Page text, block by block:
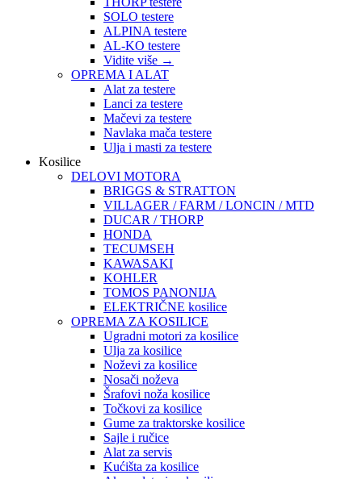
SOLO testere
ALPINA testere
AL-KO testere
Vidite više →
OPREMA I ALAT
Alat za testere
Lanci za testere
Mačevi za testere
Navlaka mača testere
Ulja i masti za testere
Kosilice
DELOVI MOTORA
BRIGGS & STRATTON
VILLAGER / FARM / LONCIN / MTD
DUCAR / THORP
HONDA
TECUMSEH
KAWASAKI
KOHLER
TOMOS PANONIJA
ELEKTRIČNE kosilice
OPREMA ZA KOSILICE
Ugradni motori za kosilice
Ulja za kosilice
Noževi za kosilice
Nosači noževa
Šrafovi noža kosilice
Točkovi za kosilice
Gume za traktorske kosilice
Sajle i ručice
Alat za servis
Kućišta za kosilice